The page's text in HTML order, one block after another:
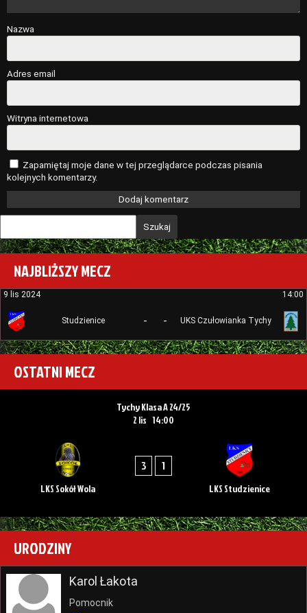
Nazwa
Adres email
Witryna internetowa
Zapamiętaj moje dane w tej przeglądarce podczas pisania
kolejnych komentarzy.
Szukaj
NAJBLIŻSZY MECZ
9 lis 2024 14:00
Studzienice - - UKS Czułowianka Tychy
OSTATNI MECZ
Tychy Klasa A 24/25
2 lis 14:00
LKS Sokół Wola
3 1
LKS Studzienice
URODZINY
Karol Łakota
Pomocnik